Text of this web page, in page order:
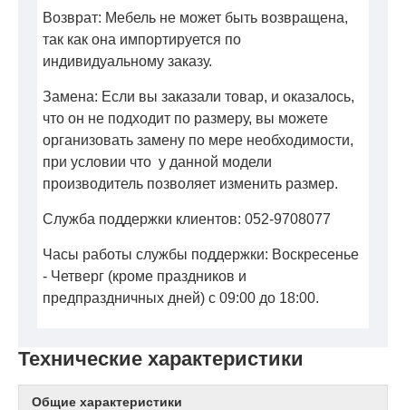
Технические характеристики
Общие характеристики
Возврат: Мебель не может быть возвращена,
так как она импортируется по
индивидуальному заказу.
Замена: Если вы заказали товар, и оказалось,
что он не подходит по размеру, вы можете
организовать замену по мере необходимости,
при условии что у данной модели
производитель позволяет изменить размер.
Служба поддержки клиентов: 052-9708077
Часы работы службы поддержки: Воскресенье
- Четверг (кроме праздников и
предпраздничных дней) с 09:00 до 18:00.